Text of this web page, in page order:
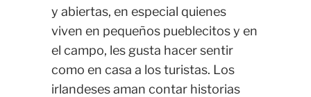
y abiertas, en especial quienes
viven en pequeños pueblecitos y en
el campo, les gusta hacer sentir
como en casa a los turistas. Los
irlandeses aman contar historias